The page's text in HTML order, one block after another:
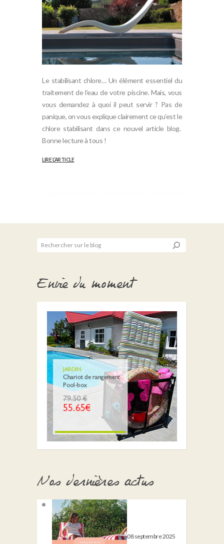
Le stabilisant chlore… Un élément essentiel du
traitement de l’eau de votre piscine. Mais, vous
vous demandez à quoi il peut servir ? Pas de
panique, on vous explique clairement ce qu’est le
chlore stabilisant dans ce nouvel article blog.
Bonne lecture à tous !
LIRE L’ARTICLE
Envie du moment
Nos dernières actus